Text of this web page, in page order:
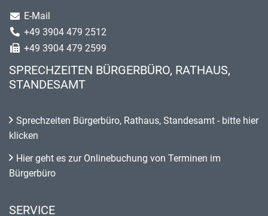
E-Mail
+49 3904 479 2512
+49 3904 479 2599
SPRECHZEITEN BÜRGERBÜRO, RATHAUS,
STANDESAMT
Sprechzeiten Bürgerbüro, Rathaus, Standesamt - bitte hier
klicken
Hier geht es zur Onlinebuchung von Terminen im
Bürgerbüro
SERVICE